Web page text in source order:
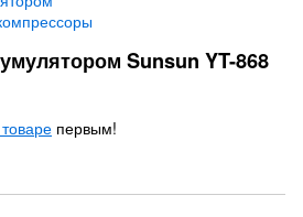
Sunsun YT-868
первым!